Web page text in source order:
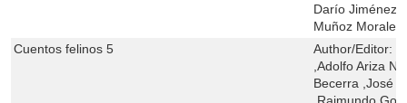
Darío Jiménez
Muñoz Morales
Cuentos felinos 5
Author/Editor:
,Adolfo Ariza
Becerra ,José